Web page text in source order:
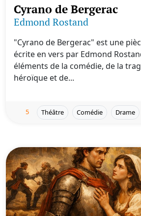
Cyrano de Bergerac
Edmond Rostand
"Cyrano de Bergerac" est une
écrite en vers par Edmond
éléments de la comédie, de la
héroïque et de...
5 Théâtre Comédie Drame